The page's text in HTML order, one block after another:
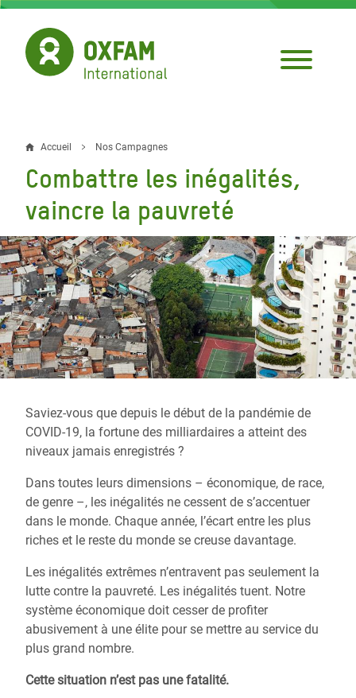
Aller
contenu
principal
Fil
d'Ariane
Accueil Nos Campagnes
Combattre les inégalités,
vaincre la pauvreté
Saviez-vous que depuis le début de la pandémie de
COVID-19, la fortune des milliardaires a atteint des
niveaux jamais enregistrés ?
Dans toutes leurs dimensions – économique, de race,
de genre –, les inégalités ne cessent de s’accentuer
dans le monde. Chaque année, l’écart entre les plus
riches et le reste du monde se creuse davantage.
Les inégalités extrêmes n’entravent pas seulement la
lutte contre la pauvreté. Les inégalités tuent. Notre
système économique doit cesser de profiter
abusivement à une élite pour se mettre au service du
plus grand nombre.
Cette situation n’est pas une fatalité.